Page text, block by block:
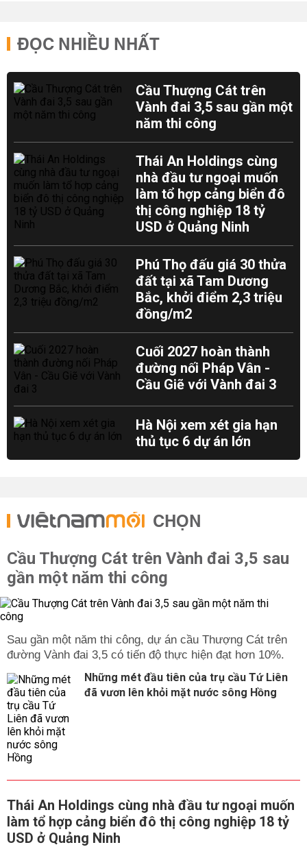
ĐỌC NHIỀU NHẤT
Cầu Thượng Cát trên
Vành đai 3,5 sau gần một
năm thi công
Thái An Holdings cùng
nhà đầu tư ngoại muốn
làm tổ hợp cảng biển đô
thị công nghiệp 18 tỷ
USD ở Quảng Ninh
Phú Thọ đấu giá 30 thửa
đất tại xã Tam Dương
Bắc, khởi điểm 2,3 triệu
đồng/m2
Cuối 2027 hoàn thành
đường nối Pháp Vân -
Cầu Giẽ với Vành đai 3
Hà Nội xem xét gia hạn
thủ tục 6 dự án lớn
CHỌN
Cầu Thượng Cát trên Vành đai 3,5 sau
gần một năm thi công
Sau gần một năm thi công, dự án cầu Thượng Cát trên
đường Vành đai 3,5 có tiến độ thực hiện đạt hơn 10%.
Những mét đầu tiên của trụ cầu Tứ Liên
đã vươn lên khỏi mặt nước sông Hồng
Thái An Holdings cùng nhà đầu tư ngoại muốn
làm tổ hợp cảng biển đô thị công nghiệp 18 tỷ
USD ở Quảng Ninh